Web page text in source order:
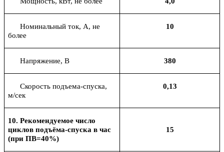
Номинальный ток, А, не
более
10
Напряжение, В 380
Скорость подъема-спуска,
м/сек
0,13
10. Рекомендуемое число
циклов подъёма-спуска в час
(при ПВ=40%)
15